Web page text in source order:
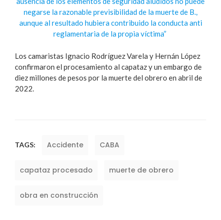
negarse la razonable previsibilidad de la muerte de B.,
aunque al resultado hubiera contribuido la conducta anti
reglamentaria de la propia víctima”
Los camaristas Ignacio Rodríguez Varela y Hernán López
confirmaron el procesamiento al capataz y un embargo de
diez millones de pesos por la muerte del obrero en abril de
2022.
TAGS: Accidente CABA
capataz procesado muerte de obrero
obra en construcción